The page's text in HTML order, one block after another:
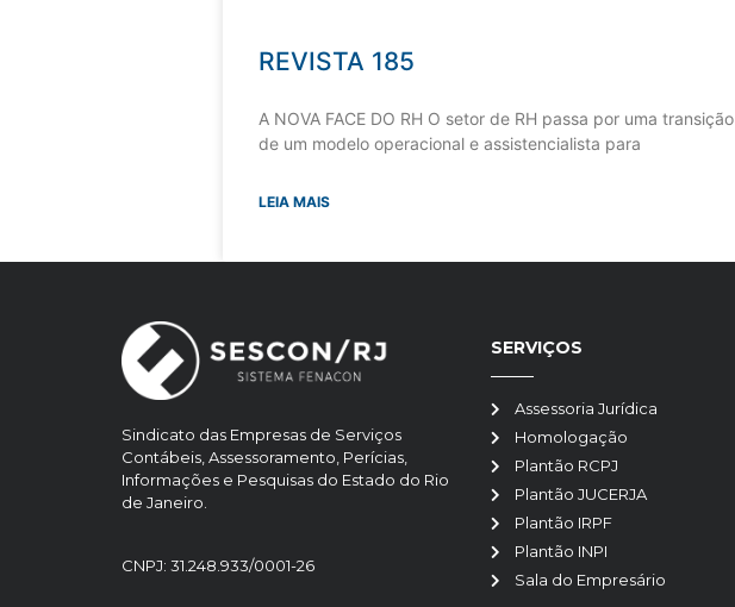
REVISTA 185
A NOVA FACE DO RH O setor de RH passa por uma transição
de um modelo operacional e assistencialista para
LEIA MAIS
Sindicato das Empresas de Serviços
Contábeis, Assessoramento, Perícias,
Informações e Pesquisas do Estado do Rio
de Janeiro.
CNPJ: 31.248.933/0001-26
SERVIÇOS
Assessoria Jurídica
Homologação
Plantão RCPJ
Plantão JUCERJA
Plantão IRPF
Plantão INPI
Sala do Empresário